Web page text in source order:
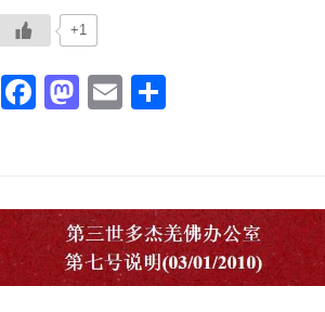
+1
Facebook
Mastodon
Email